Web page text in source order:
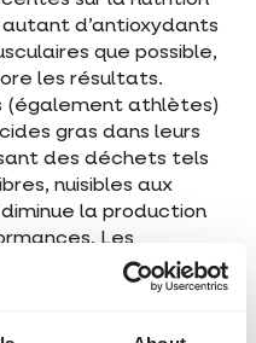
d’antioxydants
que possible,
les résultats.
(également athlètes)
gras dans leurs
des déchets tels
nuisibles aux
la production
Les
provoque retardent
l’effort.